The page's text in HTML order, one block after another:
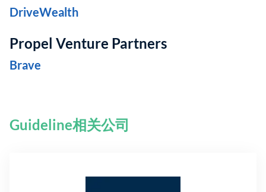
DriveWealth
Propel Venture Partners
Brave
Guideline相关公司